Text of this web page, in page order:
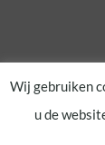
Wij gebruiken
u de